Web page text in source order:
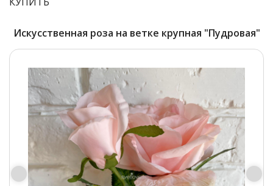
Искусственная роза на ветке крупная "Пудровая"